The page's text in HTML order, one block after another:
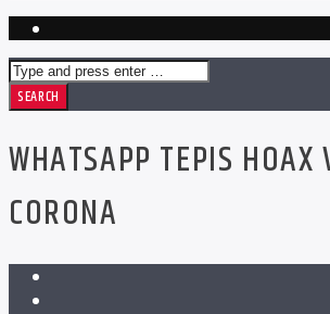
WHATSAPP TEPIS HOAX
CORONA